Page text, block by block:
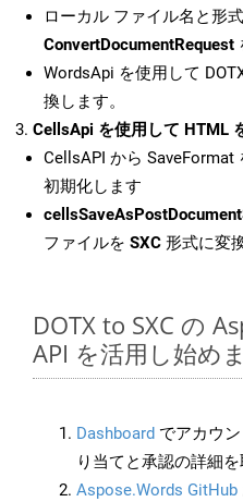
ローカル ファイル名と形
ConvertDocumentRequest
WordsApi を使用して
換します。
CellsApi を使用して HTML
CellsAPI から SaveFormat
初期化します
ファイルを SXC 形式に変
DOTX to SXC の
API を活用し始め
Dashboard でアカウ
り当てと承認の詳細
Aspose.Words GitHub